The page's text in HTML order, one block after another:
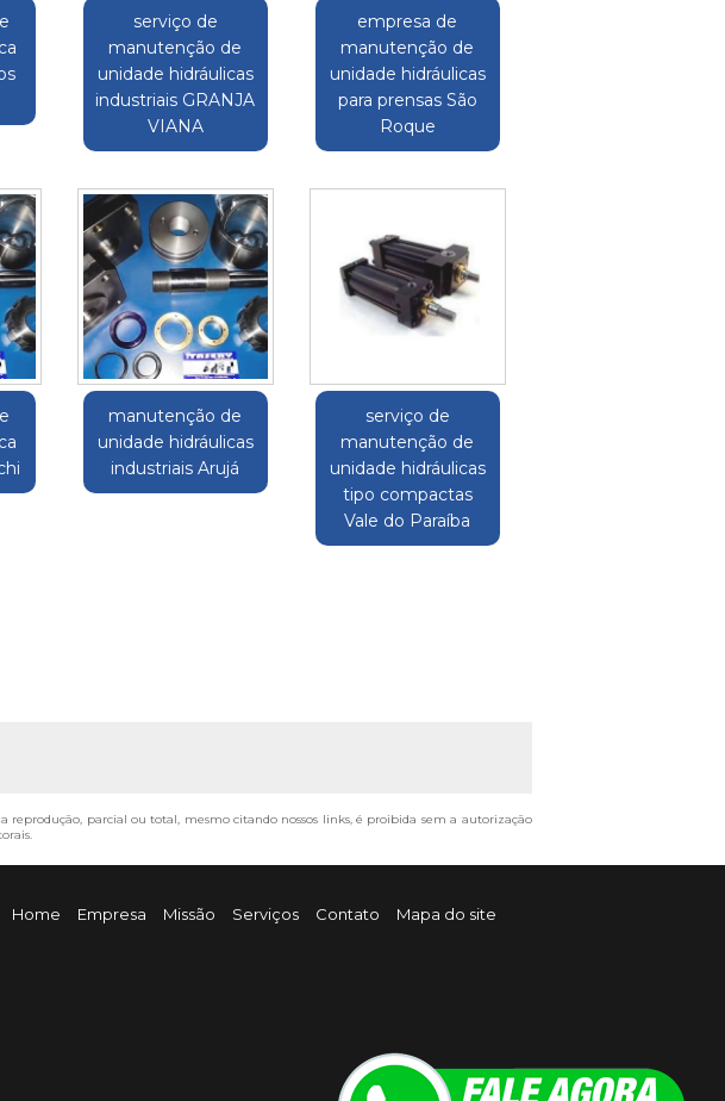
serviço de
manutenção de
unidade hidráulicas
industriais GRANJA
VIANA
empresa de
manutenção de
unidade hidráulicas
para prensas São
Roque
manutenção de
unidade hidráulicas
industriais Arujá
serviço de
manutenção de
unidade hidráulicas
tipo compactas
Vale do Paraíba
reprodução, parcial ou total, mesmo citando nossos links, é proibida sem a autorização
.
Home Empresa Missão Serviços Contato Mapa do site